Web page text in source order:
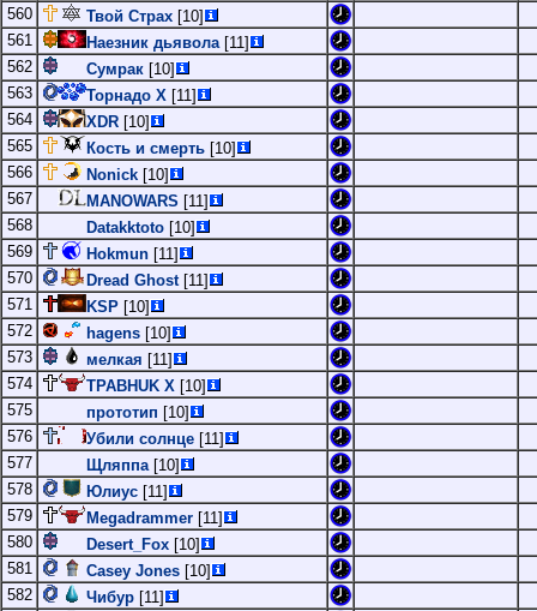
560
Твой Страх [10]
561
Наезник дьявола[11]
562
Сумрак [10]
563
Торнадо Х [11]
564
XDR [10]
565
Кость и смерть [10]
566
Nonick [10]
567
MANOWARS [11]
568
Datakktoto [10]
569
Hokmun [11]
570
Dread Ghost[11]
571
KSP [10]
572
hagens [10]
573
мелкая [11]
574
TPABHUK X [10]
575
прототип [10]
576
Убили солнце [11]
577
Щляппа[10]
578
Юлиус [11]
579
Megadrammer [11]
580
Desert_Fox [10]
581
Casey Jones [10]
582
Чибур [11]